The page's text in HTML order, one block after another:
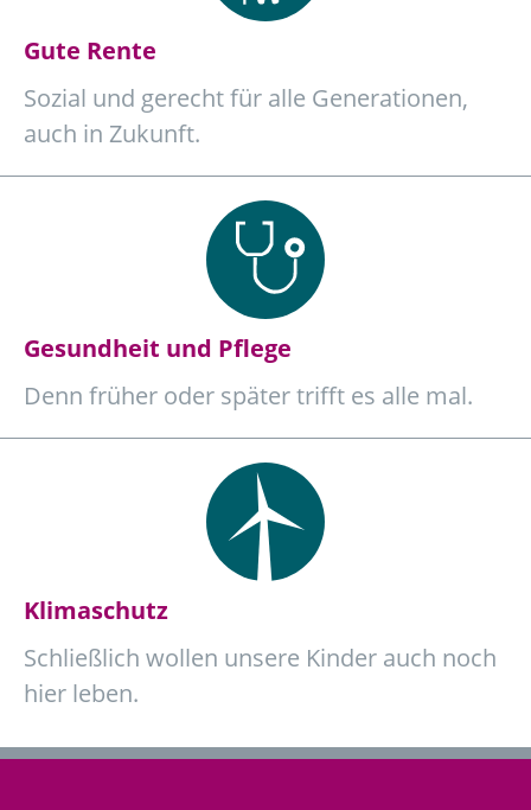
Gute Rente
Sozial und gerecht für alle Generationen,
auch in Zukunft.
Gesundheit und Pflege
Denn früher oder später trifft es alle mal.
Klimaschutz
Schließlich wollen unsere Kinder auch noch
hier leben.